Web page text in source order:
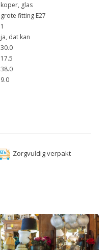
koper, glas
grote fitting E27
1
ja, dat kan
30.0
17.5
38.0
9.0
Zorgvuldig verpakt